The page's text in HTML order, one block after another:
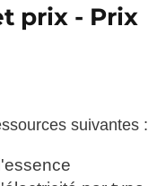
prix - Prix
suivantes :